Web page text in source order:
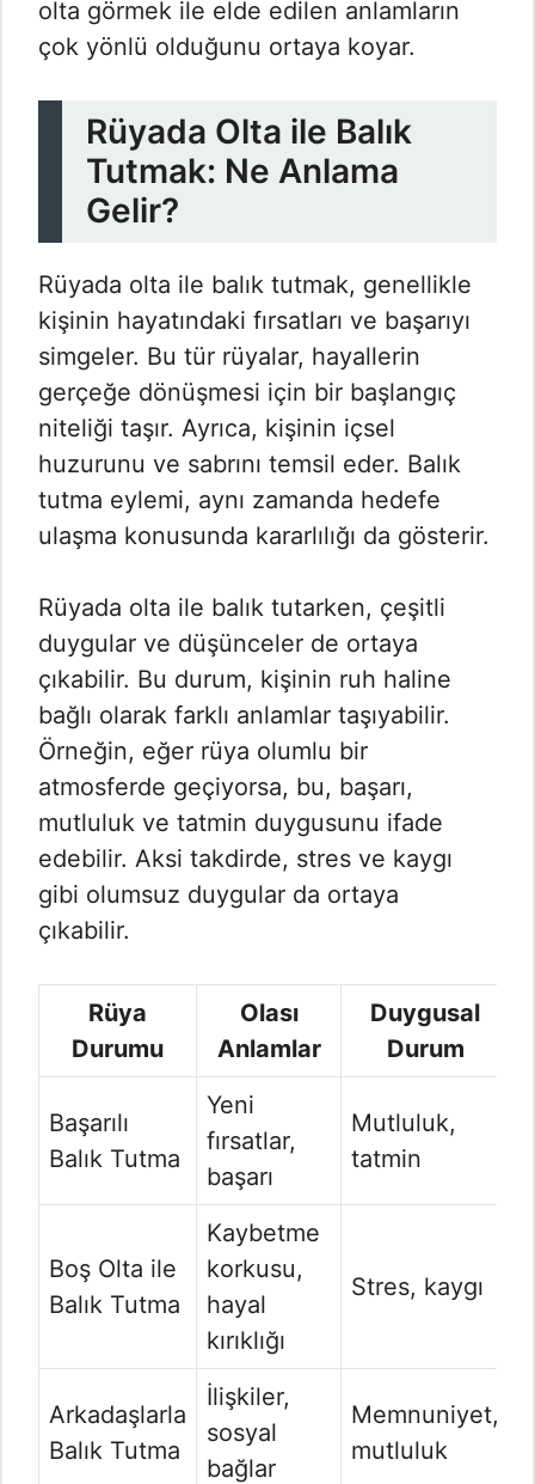
olta görmek​ ile elde edilen anlamların
çok yönlü olduğunu ortaya koyar.
Rüyada Olta ile Balık
Tutmak: Ne Anlama
Gelir?
Rüyada olta ile balık tutmak, genellikle
kişinin hayatındaki fırsatları ve başarıyı
simgeler. Bu tür rüyalar, hayallerin
gerçeğe dönüşmesi için bir başlangıç
niteliği taşır. Ayrıca, kişinin içsel
huzurunu ve sabrını temsil eder. Balık
tutma eylemi, aynı zamanda hedefe
ulaşma konusunda kararlılığı da gösterir.
Rüyada olta ile balık tutarken, çeşitli
duygular ve düşünceler de ortaya
çıkabilir. Bu durum, kişinin ruh haline
bağlı olarak farklı anlamlar taşıyabilir.
Örneğin, eğer rüya olumlu bir
atmosferde geçiyorsa, bu, başarı,
mutluluk ve tatmin duygusunu ifade
edebilir. Aksi takdirde, stres ve kaygı
gibi olumsuz duygular da ortaya
çıkabilir.
Rüya
Durumu
Olası
Anlamlar
Duygusal
Durum
Başarılı
Balık Tutma
Yeni
fırsatlar,
başarı
Mutluluk,
tatmin
Boş Olta ile
Balık Tutma
Kaybetme
korkusu,
hayal
kırıklığı
Stres, kaygı
Arkadaşlarla
Balık Tutma
İlişkiler,
sosyal
bağlar
Memnuniyet,
mutluluk